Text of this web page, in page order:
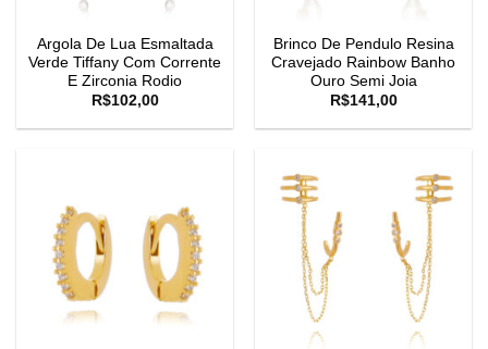
Argola De Lua Esmaltada
Verde Tiffany Com Corrente
E Zirconia Rodio
R$102,00
Brinco De Pendulo Resina
Cravejado Rainbow Banho
Ouro Semi Joia
R$141,00